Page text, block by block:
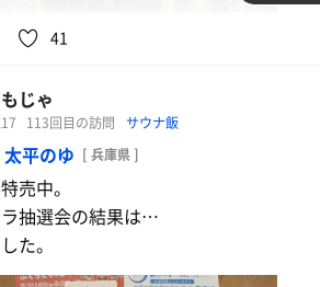
41
じゃ
113回目の訪問 サウナ飯
平のゆ [ 兵庫県 ]
売中。
抽選会の結果は…
た。